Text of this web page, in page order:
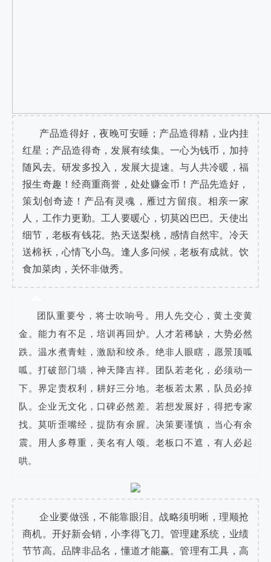
产品造得好，夜晚可安睡；产品造得精，业内挂
红星；产品造得奇，发展有续集。一心为钱币，加持
随风去。研发多投入，发展大提速。与人共冷暖，福
报生奇趣！经商重商誉，处处赚金币！产品先造好，
策划创奇迹！产品有灵魂，雁过方留痕。相亲一家
人，工作力更勤。工人要暖心，切莫凶巴巴。天使出
细节，老板有钱花。热天送梨桃，感情自然牢。冷天
送棉袄，心情飞小鸟。逢人多问候，老板有成就。饮
食加菜肉，关怀非做秀。
团队重要兮，将士吹响号。用人先交心，黄土变黄
金。能力有不足，培训再回炉。人才若稀缺，大势必然
跌。温水煮青蛙，激励和绞杀。绝非人眼瞎，愿景顶呱
呱。打破部门墙，神天降吉祥。团队若老化，必须动一
下。界定责权利，耕好三分地。老板若太累，队员必掉
队。企业无文化，口碑必然差。若想发展好，得把专家
找。莫听歪嘴经，提防有余腥。决策要谨慎，当心有余
震。用人多尊重，美名有人颂。老板口不遮，有人必起
哄。
企业要做强，不能靠眼泪。战略须明晰，理顺抢
商机。开好新会销，小李得飞刀。管理建系统，业绩
节节高。品牌非品名，懂道才能赢。管理有工具，高